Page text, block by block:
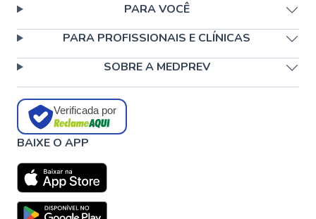
PARA VOCÊ
PARA PROFISSIONAIS E CLÍNICAS
SOBRE A MEDPREV
Verificada por
BAIXE O APP